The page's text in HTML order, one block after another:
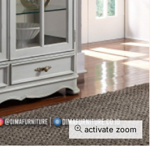
activate zoom